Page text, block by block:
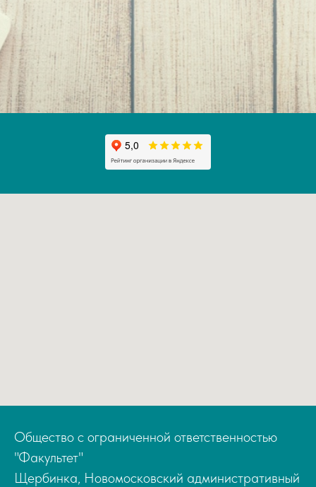
Общество с ограниченной ответственностью
"Факультет"
Щербинка, Новомосковский административный